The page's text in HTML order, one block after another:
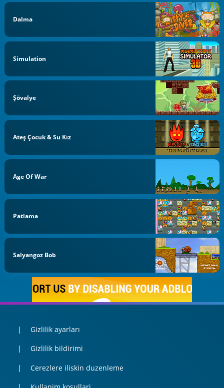
Dalma
Simulation
Şövalye
Ateş Çocuk & Su Kız
Age Of War
Patlama
Salyangoz Bob
Gizlilik ayarları
Gizlilik bildirimi
Cerezlere iliskin duzenleme